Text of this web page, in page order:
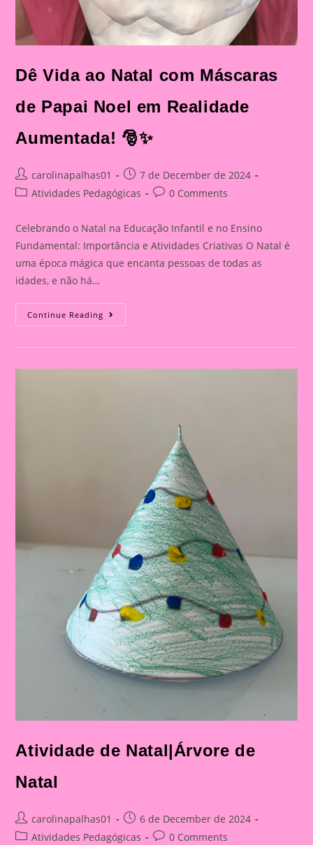
Dê Vida ao Natal com Máscaras
de Papai Noel em Realidade
Aumentada! 🎅✨
Post
author:
carolinapalhas01
Post
published:
7 de December de 2024
PostAtividades Pedagógicas
Post0 Comments
Celebrando o Natal na Educação Infantil e no Ensino
Fundamental: Importância e Atividades Criativas O Natal é
uma época mágica que encanta pessoas de todas as
idades, e não há…
Continue Reading Dê
Vida
Natal
De
Atividade de Natal|Árvore de
Natal
Post
author:
carolinapalhas01
Post
published:
6 de December de 2024
PostAtividades Pedagógicas
Post0 Comments